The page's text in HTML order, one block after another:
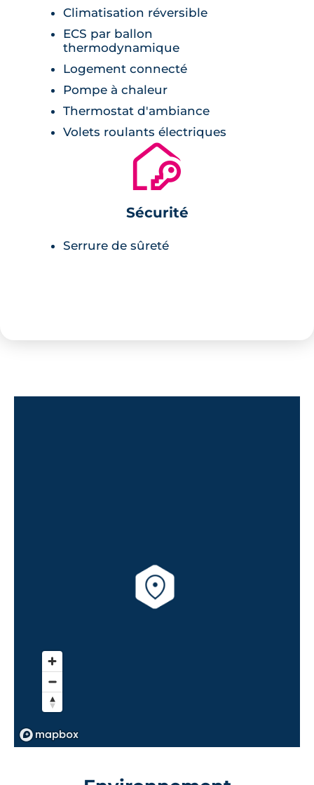
Climatisation réversible
ECS par ballon
thermodynamique
Logement connecté
Pompe à chaleur
Thermostat d'ambiance
Volets roulants électriques
🔐
Sécurité
Serrure de sûreté